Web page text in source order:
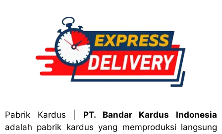
Pabrik Kardus
PT. Bandar Kardus Indonesia
adalah pabrik kardus yang memproduksi langsung